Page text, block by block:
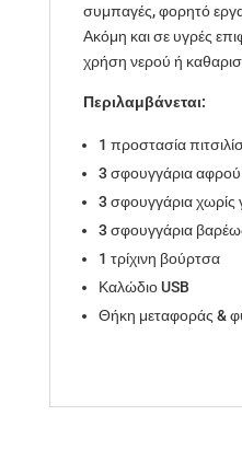
συμπαγές, φορητό
Ακόμη και σε υγρές
χρήση νερού ή
Περιλαμβάνεται:
1 προστασία
3 σφουγγάρια αφρού
3 σφουγγάρια χωρίς
3 σφουγγάρια
1 τρίχινη βούρτσα
Καλώδιο USB
Θήκη μεταφοράς &